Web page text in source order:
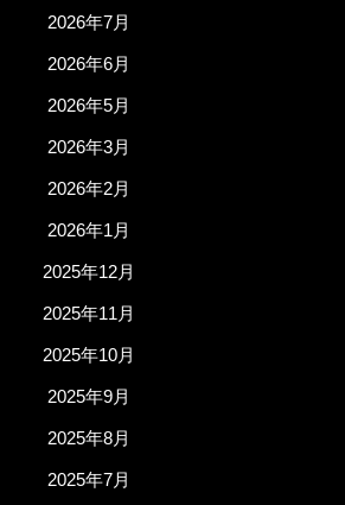
2026年7月
2026年6月
2026年5月
2026年3月
2026年2月
2026年1月
2025年12月
2025年11月
2025年10月
2025年9月
2025年8月
2025年7月